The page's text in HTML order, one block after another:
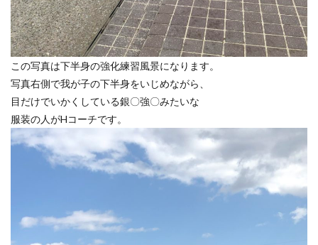
この写真は下半身の強化練習風景になります。
写真右側で我が子の下半身をいじめながら、
目だけでいかくしている銀〇強〇みたいな
服装の人がHコーチです。